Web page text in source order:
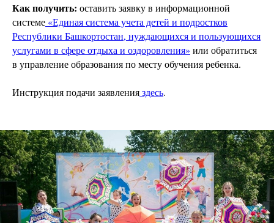
Как получить: оставить заявку в информационной
системе «Единая система учета детей и подростков
Республики Башкортостан, нуждающихся и пользующихся
услугами в сфере отдыха и оздоровления» или обратиться
в управление образования по месту обучения ребенка.
Инструкция подачи заявленияздесь.